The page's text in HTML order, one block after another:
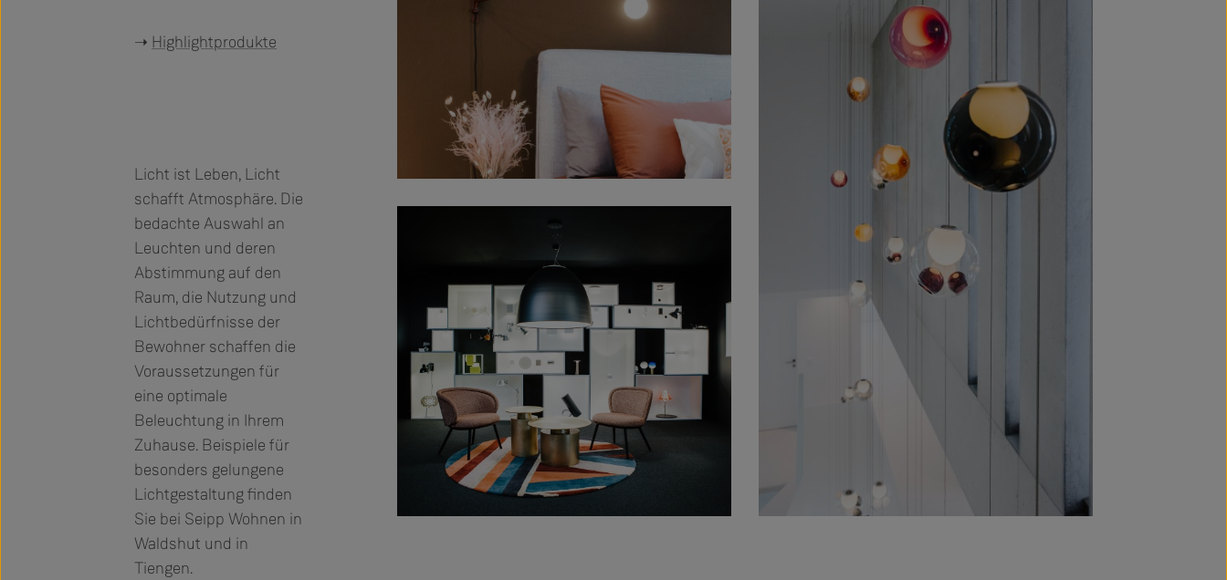
➝ Highlightprodukte
Licht ist Leben, Licht
schafft Atmosphäre. Die
bedachte Auswahl an
Leuchten und deren
Abstimmung auf den
Raum, die Nutzung und
Lichtbedürfnisse der
Bewohner schaffen die
Voraussetzungen für
eine optimale
Beleuchtung in Ihrem
Zuhause. Beispiele für
besonders gelungene
Lichtgestaltung finden
Sie bei Seipp Wohnen in
Waldshut und in
Tiengen.